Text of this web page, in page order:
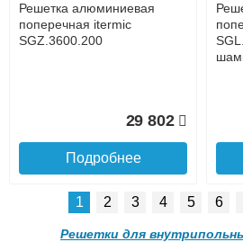
Решетка алюминиевая
поперечная itermic
SGL.900.220 цвета
Решетка алюминиевая
поперечная itermic
SGZ.3600.200
29 802
Подробнее
1 2 3 4 5 6
Решетки для